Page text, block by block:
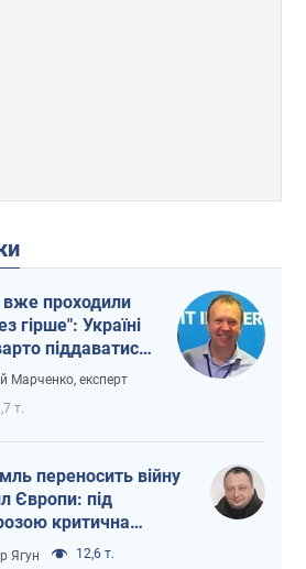
проходили
гірше": Україні
піддаватися
через
Марченко, експерт
т.
переносить війну
Європи: під
критична
Ягун 12,6 т.